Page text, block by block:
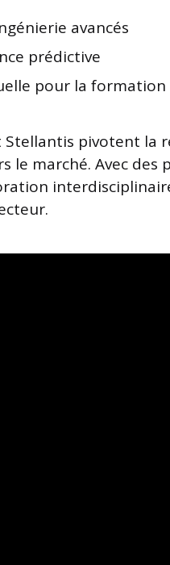
avancés
prédictive
pour la formation
pivotent la
le marché. Avec des